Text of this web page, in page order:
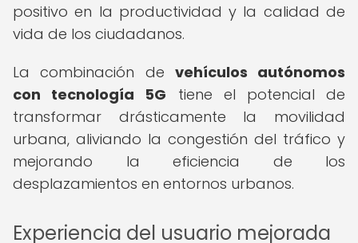
positivo en la productividad y la calidad de
vida de los ciudadanos.
La combinación de vehículos autónomos
con tecnología 5G tiene el potencial de
transformar drásticamente la movilidad
urbana, aliviando la congestión del tráfico y
mejorando la eficiencia de los
desplazamientos en entornos urbanos.
Experiencia del usuario mejorada